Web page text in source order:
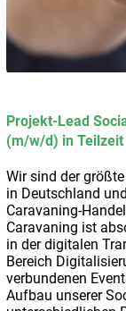
Projekt-Lead
(m/w/d) in Teilzeit
Wir sind der
in Deutschland
Caravaning-
Caravaning ist
in der digitalen
Bereich
verbundenen
Aufbau unserer